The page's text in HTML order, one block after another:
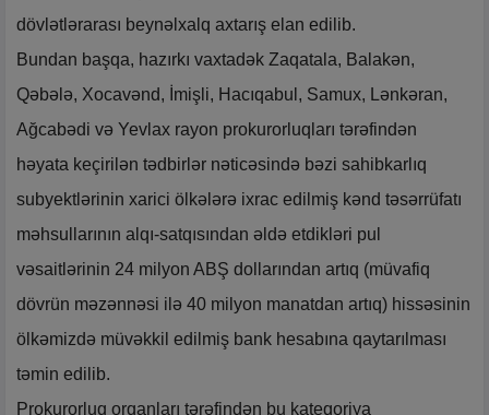
dövlətlərarası beynəlxalq axtarış elan edilib.
Bundan başqa, hazırkı vaxtadək Zaqatala, Balakən,
Qəbələ, Xocavənd, İmişli, Hacıqabul, Samux, Lənkəran,
Ağcabədi və Yevlax rayon prokurorluqları tərəfindən
həyata keçirilən tədbirlər nəticəsində bəzi sahibkarlıq
subyektlərinin xarici ölkələrə ixrac edilmiş kənd təsərrüfatı
məhsullarının alqı-satqısından əldə etdikləri pul
vəsaitlərinin 24 milyon ABŞ dollarından artıq (müvafiq
dövrün məzənnəsi ilə 40 milyon manatdan artıq) hissəsinin
ölkəmizdə müvəkkil edilmiş bank hesabına qaytarılması
təmin edilib.
Prokurorluq orqanları tərəfindən bu kateqoriya